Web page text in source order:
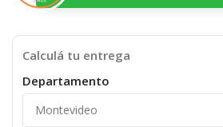
Calculá tu entrega
Departamento